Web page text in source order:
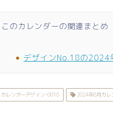
このカレンダーの関連まとめ
デザインNo.18の2024
カレンダーデザイン-0018 2024年6月カレ